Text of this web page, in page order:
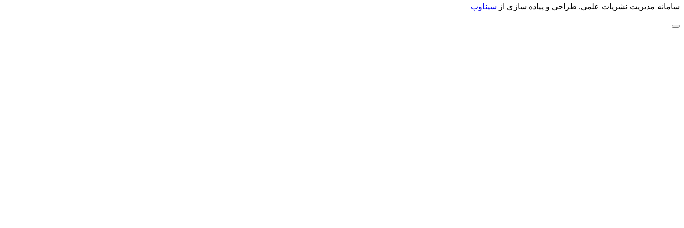
سامانه مدیریت نشریات علمی. طراحی و پیاده سازی از سیناوب